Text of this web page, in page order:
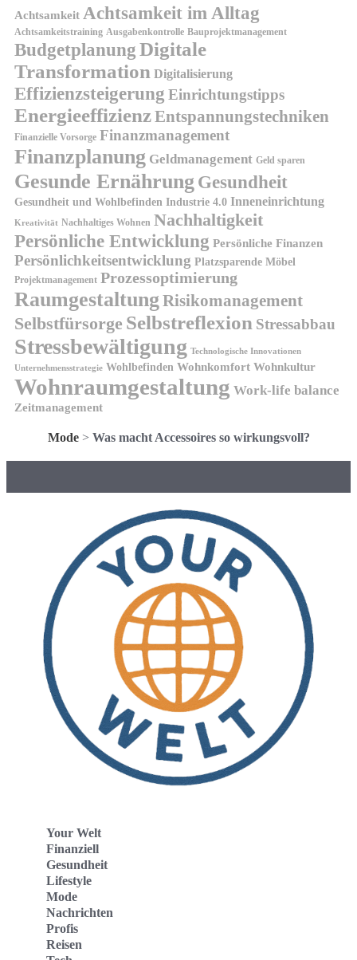
Achtsamkeit Achtsamkeit im Alltag
Achtsamkeitstraining Ausgabenkontrolle Bauprojektmanagement
BudgetplanungDigitale
Transformation Digitalisierung
Effizienzsteigerung Einrichtungstipps
EnergieeffizienzEntspannungstechniken
Finanzielle Vorsorge Finanzmanagement
Finanzplanung Geldmanagement Geld sparen
Gesunde Ernährung Gesundheit
Gesundheit und Wohlbefinden Industrie 4.0 Inneneinrichtung
Kreativität Nachhaltiges Wohnen Nachhaltigkeit
Persönliche Entwicklung Persönliche Finanzen
Persönlichkeitsentwicklung Platzsparende Möbel
Projektmanagement Prozessoptimierung
Raumgestaltung Risikomanagement
Selbstfürsorge Selbstreflexion Stressabbau
Stressbewältigung Technologische Innovationen
Unternehmensstrategie Wohlbefinden Wohnkomfort Wohnkultur
Wohnraumgestaltung Work-life balance
Zeitmanagement
Mode> Was macht Accessoires so wirkungsvoll?
Your Welt
Finanziell
Gesundheit
Lifestyle
Mode
Nachrichten
Profis
Reisen